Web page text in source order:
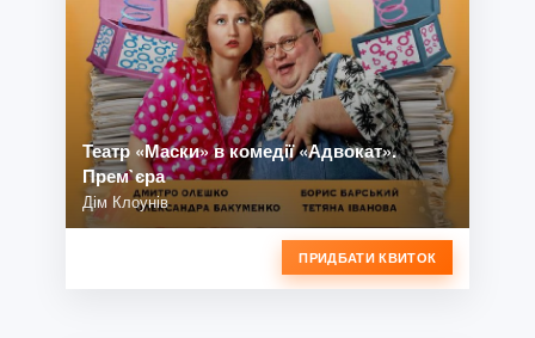
Театр «Маски» в комедії «Адвокат».
Прем`єра
Дім Клоунів
ПРИДБАТИ КВИТОК